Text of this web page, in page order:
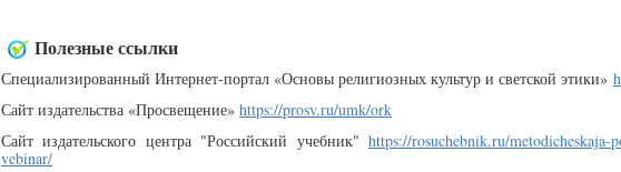
Полезные ссылки
Специализированный Интернет-портал «Основы религиозных культур и светской этики»
Сайт издательства «Просвещение» https://prosv.ru/umk/ork
Сайт издательского центра "Российский учебник" https://rosuchebnik.ru/metodicheskaja-
vebinar/